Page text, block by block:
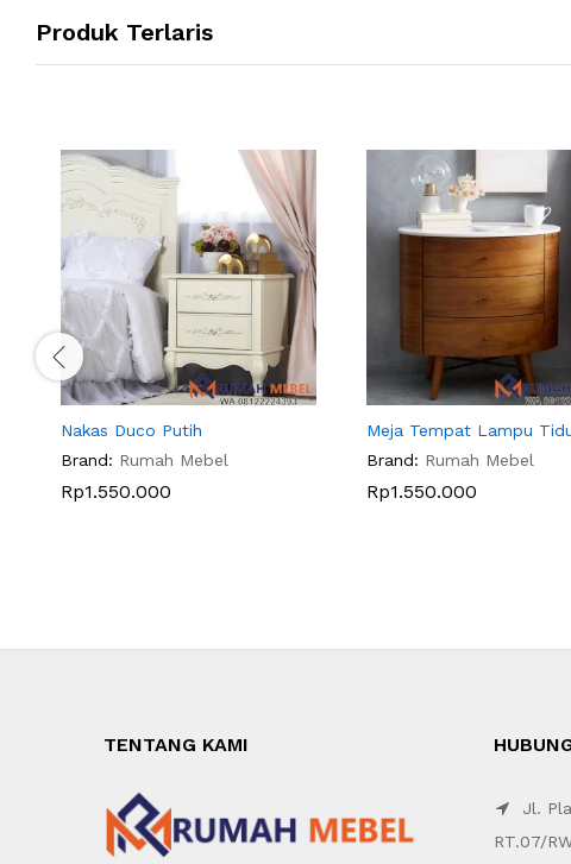
Produk Terlaris
Nakas Duco Putih
Brand: Rumah Mebel
Rp1.550.000
Meja Tempat Lampu
Brand: Rumah Mebel
Rp1.550.000
TENTANG KAMI
Jl.
RT.07/